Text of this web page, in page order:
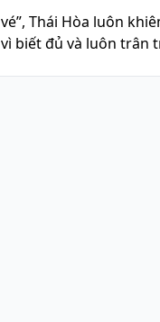
Thái Hòa luôn
biết đủ và luôn trân